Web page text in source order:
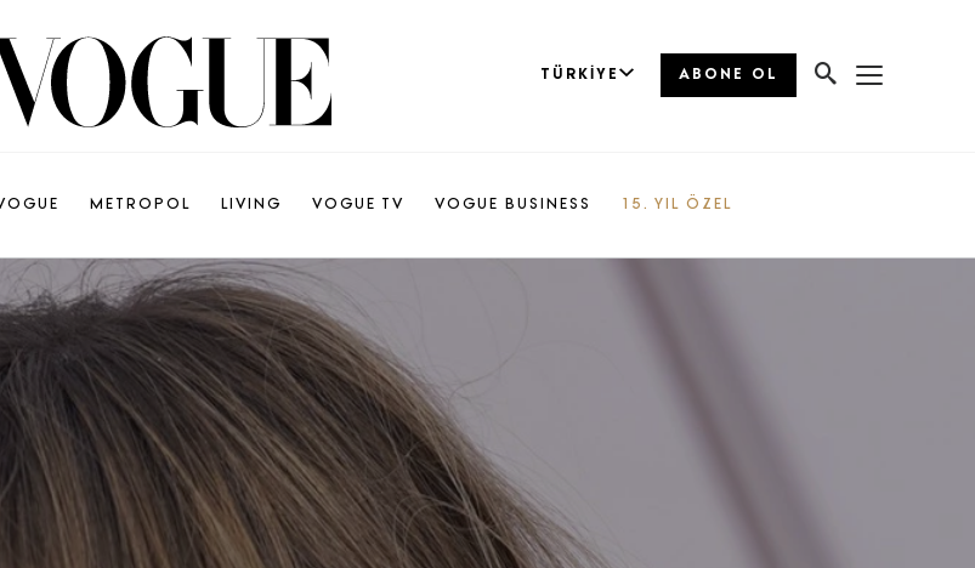
TÜRKIYE ABONE OL
METROPOL LIVING VOGUE TV VOGUE BUSINESS 15. YIL ÖZEL